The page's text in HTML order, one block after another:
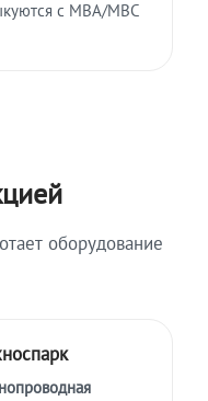
с МВА/МВС
оборудование